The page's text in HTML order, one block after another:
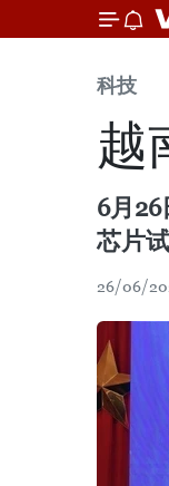
科技
越
6月
芯片
26/06/